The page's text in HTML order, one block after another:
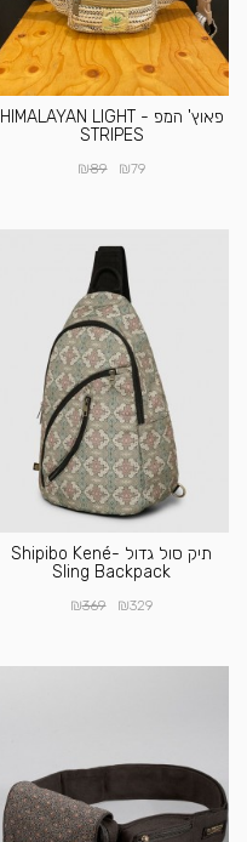
פאוץ' המפ - HIMALAYAN LIGHT
STRIPES
₪79
₪89
תיק סול גדול -Shipibo Kené
Sling Backpack
₪329
₪369